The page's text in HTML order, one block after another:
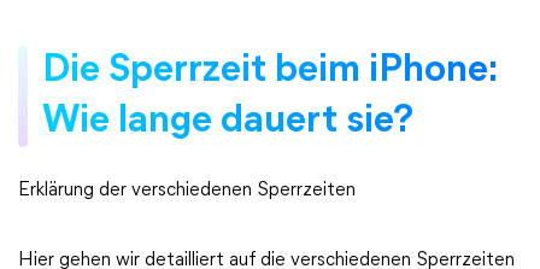
Die Sperrzeit beim iPhone:
Wie lange dauert sie?
Erklärung der verschiedenen Sperrzeiten
Hier gehen wir detailliert auf die verschiedenen Sperrzeiten